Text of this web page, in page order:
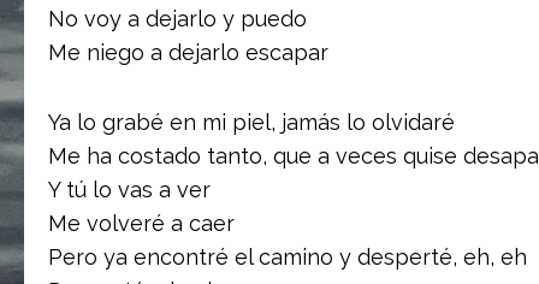
No voy a dejarlo y puedo
Me niego a dejarlo escapar
Ya lo grabé en mi piel, jamás lo olvidaré
Me ha costado tanto, que a veces quise
Y tú lo vas a ver
Me volveré a caer
Pero ya encontré el camino y desperté, eh, eh